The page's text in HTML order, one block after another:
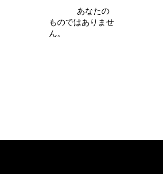
あなたの
ものではありませ
ん。